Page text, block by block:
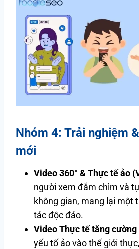
Nhóm 4: Trải nghiệm
mới
Video 360° & Thực tế ảo
người xem đắm chìm và
không gian, mang lại một
tác độc đáo.
Video Thực tế tăng cường
yếu tố ảo vào thế giới